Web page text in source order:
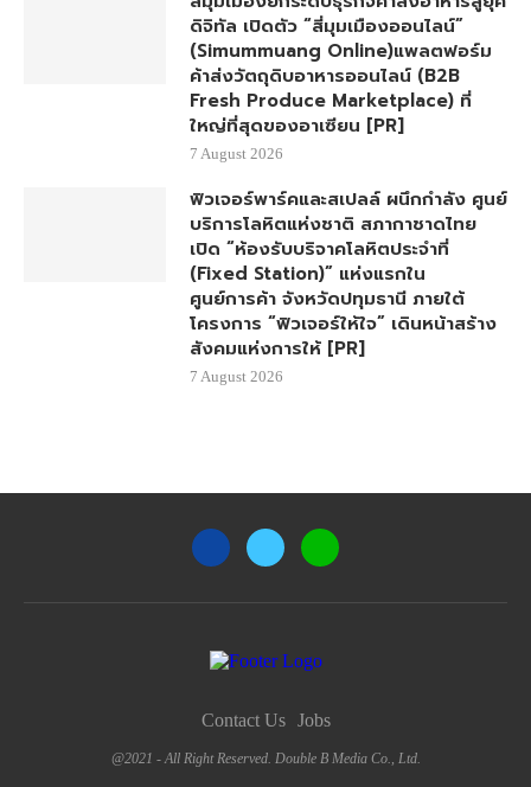
ดิจิทัล เปิดตัว “สี่มุมเมืองออนไลน์”
(Simummuang Online)แพลตฟอร์ม
ค้าส่งวัตถุดิบอาหารออนไลน์ (B2B
Fresh Produce Marketplace) ที่
ใหญ่ที่สุดของอาเซียน [PR]
7 August 2026
ฟิวเจอร์พาร์คและสเปลล์ ผนึกกำลัง ศูนย์
บริการโลหิตแห่งชาติ สภากาชาดไทย
เปิด “ห้องรับบริจาคโลหิตประจำที่
(Fixed Station)” แห่งแรกใน
ศูนย์การค้า จังหวัดปทุมธานี ภายใต้
โครงการ “ฟิวเจอร์ให้ใจ” เดินหน้าสร้าง
สังคมแห่งการให้ [PR]
7 August 2026
Contact Us Jobs
@2021 - All Right Reserved. Double B Media Co., Ltd.